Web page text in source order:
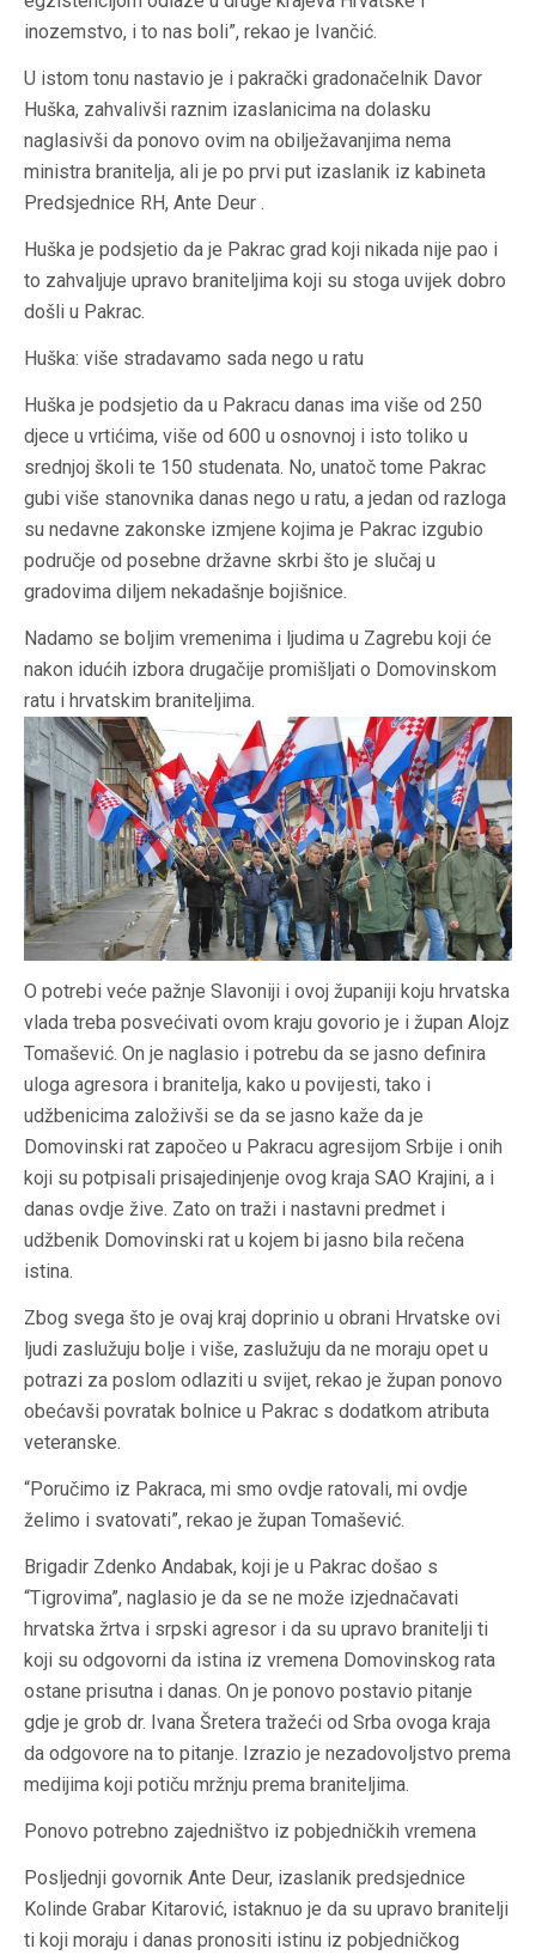
inozemstvo, i to nas boli”, rekao je Ivančić.
U istom tonu nastavio je i pakrački gradonačelnik Davor
Huška, zahvalivši raznim izaslanicima na dolasku
naglasivši da ponovo ovim na obilježavanjima nema
ministra branitelja, ali je po prvi put izaslanik iz kabineta
Predsjednice RH, Ante Deur .
Huška je podsjetio da je Pakrac grad koji nikada nije pao i
to zahvaljuje upravo braniteljima koji su stoga uvijek dobro
došli u Pakrac.
Huška: više stradavamo sada nego u ratu
Huška je podsjetio da u Pakracu danas ima više od 250
djece u vrtićima, više od 600 u osnovnoj i isto toliko u
srednjoj školi te 150 studenata. No, unatoč tome Pakrac
gubi više stanovnika danas nego u ratu, a jedan od razloga
su nedavne zakonske izmjene kojima je Pakrac izgubio
područje od posebne državne skrbi što je slučaj u
gradovima diljem nekadašnje bojišnice.
Nadamo se boljim vremenima i ljudima u Zagrebu koji će
nakon idućih izbora drugačije promišljati o Domovinskom
ratu i hrvatskim braniteljima.
O potrebi veće pažnje Slavoniji i ovoj županiji koju hrvatska
vlada treba posvećivati ovom kraju govorio je i župan Alojz
Tomašević. On je naglasio i potrebu da se jasno definira
uloga agresora i branitelja, kako u povijesti, tako i
udžbenicima založivši se da se jasno kaže da je
Domovinski rat započeo u Pakracu agresijom Srbije i onih
koji su potpisali prisajedinjenje ovog kraja SAO Krajini, a i
danas ovdje žive. Zato on traži i nastavni predmet i
udžbenik Domovinski rat u kojem bi jasno bila rečena
istina.
Zbog svega što je ovaj kraj doprinio u obrani Hrvatske ovi
ljudi zaslužuju bolje i više, zaslužuju da ne moraju opet u
potrazi za poslom odlaziti u svijet, rekao je župan ponovo
obećavši povratak bolnice u Pakrac s dodatkom atributa
veteranske.
“Poručimo iz Pakraca, mi smo ovdje ratovali, mi ovdje
želimo i svatovati”, rekao je župan Tomašević.
Brigadir Zdenko Andabak, koji je u Pakrac došao s
“Tigrovima”, naglasio je da se ne može izjednačavati
hrvatska žrtva i srpski agresor i da su upravo branitelji ti
koji su odgovorni da istina iz vremena Domovinskog rata
ostane prisutna i danas. On je ponovo postavio pitanje
gdje je grob dr. Ivana Šretera tražeći od Srba ovoga kraja
da odgovore na to pitanje. Izrazio je nezadovoljstvo prema
medijima koji potiču mržnju prema braniteljima.
Ponovo potrebno zajedništvo iz pobjedničkih vremena
Posljednji govornik Ante Deur, izaslanik predsjednice
Kolinde Grabar Kitarović, istaknuo je da su upravo branitelji
ti koji moraju i danas pronositi istinu iz pobjedničkog